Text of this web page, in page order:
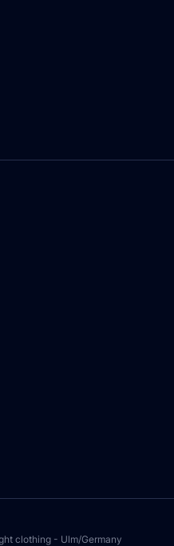
clothing - Ulm/Germany